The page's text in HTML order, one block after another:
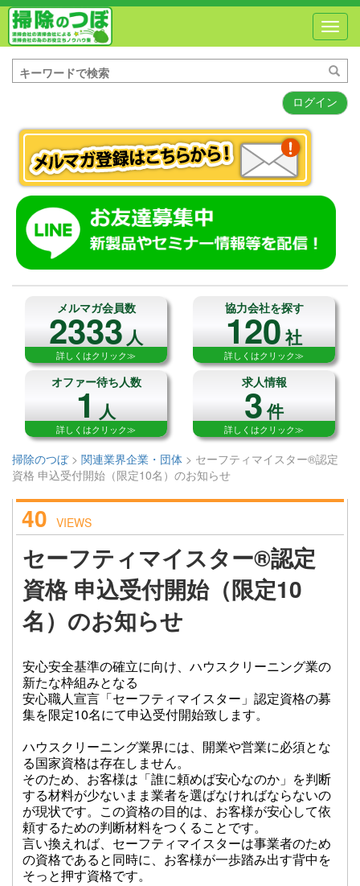
ログイン
メルマガ会員数
2333人
詳しくはクリック≫
協力会社を探す
120社
詳しくはクリック≫
オファー待ち人数
1人
詳しくはクリック≫
求人情報
3件
詳しくはクリック≫
掃除のつぼ> 関連業界企業・団体 > セーフティマイスター®認定
資格 申込受付開始（限定10名）のお知らせ
40 VIEWS
セーフティマイスター®認定
資格 申込受付開始（限定10
名）のお知らせ
安心安全基準の確立に向け、ハウスクリーニング業の
新たな枠組みとなる
安心職人宣言「セーフティマイスター」認定資格の募
集を限定10名にて申込受付開始致します。
ハウスクリーニング業界には、開業や営業に必須とな
る国家資格は存在しません。
そのため、お客様は「誰に頼めば安心なのか」を判断
する材料が少ないまま業者を選ばなければならないの
が現状です。この資格の目的は、お客様が安心して依
頼するための判断材料をつくることです。
言い換えれば、セーフティマイスターは事業者のため
の資格であると同時に、お客様が一歩踏み出す背中を
そっと押す資格です。